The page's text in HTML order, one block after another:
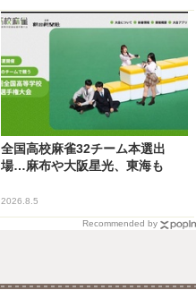
全国高校麻雀32チーム本選出
場…麻布や大阪星光、東海も
2026.8.5
Recommended by